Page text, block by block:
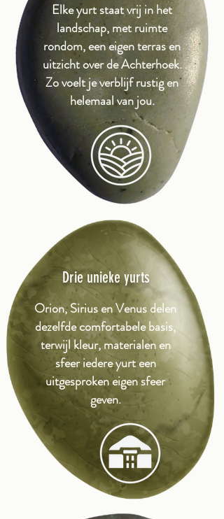
Elke yurt staat vrij in het
landschap, met ruimte
rondom, een eigen terras en
uitzicht over de Achterhoek.
Zo voelt je verblijf rustig en
helemaal van jou.
Orion, Sirius en Venus delen
dezelfde comfortabele basis,
terwijl kleur, materialen en
sfeer iedere yurt een
uitgesproken eigen sfeer
geven.
Drie unieke yurts